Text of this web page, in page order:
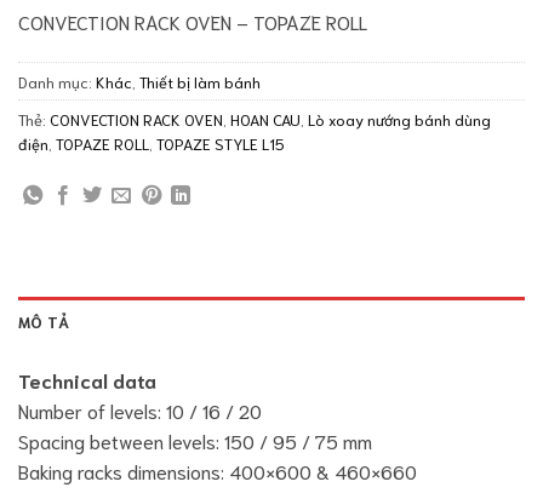
CONVECTION RACK OVEN – TOPAZE ROLL
Danh mục: Khác Thiết bị làm bánh
Thẻ: CONVECTION RACK OVEN HOAN CAU Lò xoay nướng bánh dùng
điện TOPAZE ROLL TOPAZE STYLE L15
MÔ TẢ
Technical data
Number of levels: 10 / 16 / 20
Spacing between levels: 150 / 95 / 75 mm
Baking racks dimensions: 400×600 & 460×660